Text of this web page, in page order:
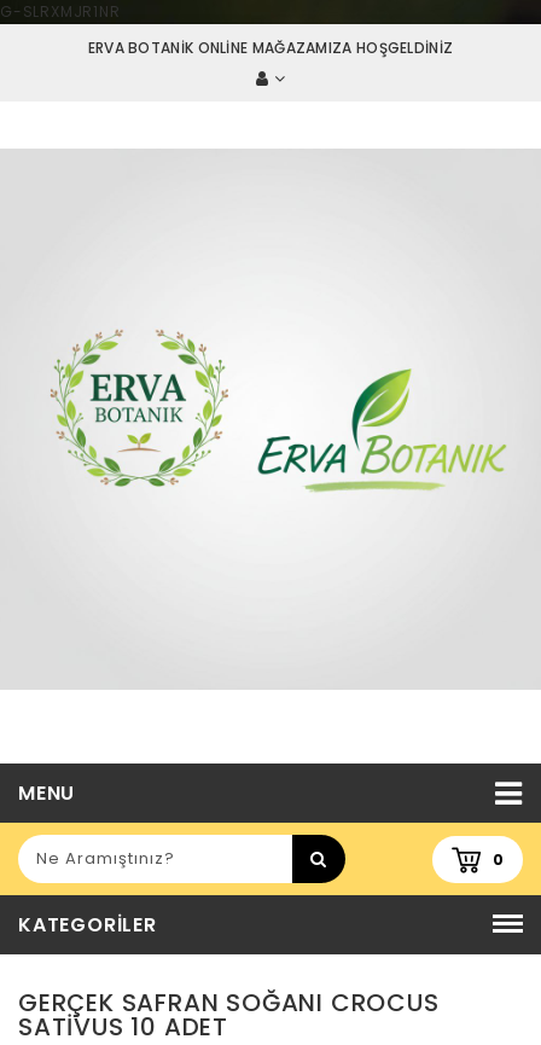
G-SLRXMJR1NR
ERVA BOTANIK ONLINE MAĞAZAMIZA HOŞGELDINIZ
MENU
0
KATEGORILER
GERÇEK SAFRAN SOĞANI CROCUS
SATIVUS 10 ADET